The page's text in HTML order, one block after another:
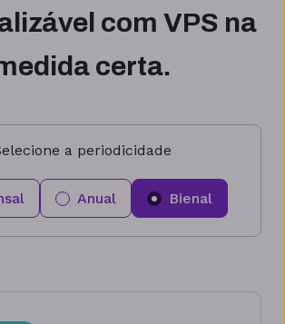
com VPS na
certa.
a periodicidade
Anual Bienal